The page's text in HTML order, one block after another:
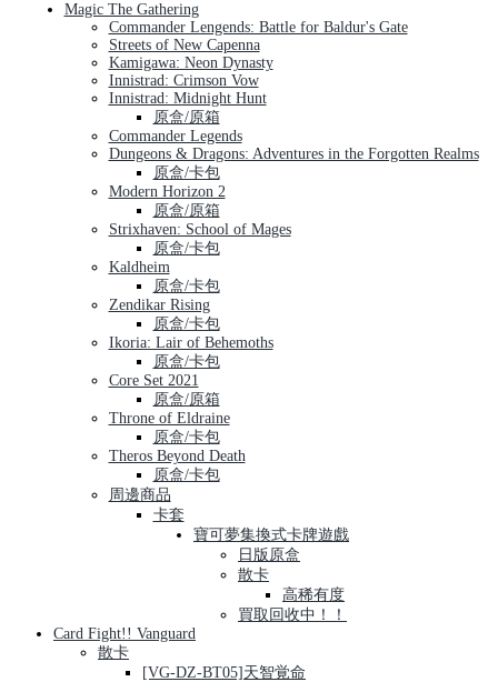
Magic The Gathering
Commander Lengends: Battle for Baldur's Gate
Streets of New Capenna
Kamigawa: Neon Dynasty
Innistrad: Crimson Vow
Innistrad: Midnight Hunt
原盒/原箱
Commander Legends
Dungeons & Dragons: Adventures in the Forgotten Realms
原盒/卡包
Modern Horizon 2
原盒/原箱
Strixhaven: School of Mages
原盒/卡包
Kaldheim
原盒/卡包
Zendikar Rising
原盒/卡包
Ikoria: Lair of Behemoths
原盒/卡包
Core Set 2021
原盒/原箱
Throne of Eldraine
原盒/卡包
Theros Beyond Death
原盒/卡包
周邊商品
卡套
寶可夢集換式卡牌遊戲
日版原盒
散卡
高稀有度
買取回收中！！
Card Fight!! Vanguard
散卡
[VG-DZ-BT05]天智覚命